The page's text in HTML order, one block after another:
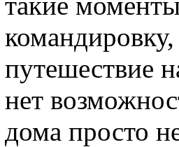
путешествие
нет
дома просто